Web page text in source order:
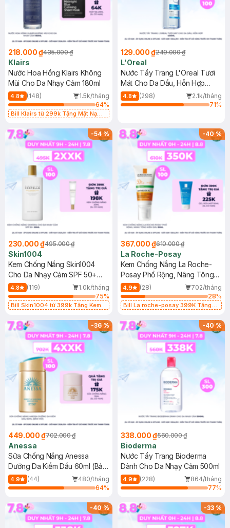
218.000 ₫435.000 ₫
Klairs
Nước Hoa Hồng Klairs Không
Mùi Cho Da Nhạy Cảm 180ml
4.8 (148)
1.5k/tháng
64%
Bill Klairs từ 299k Tặng Mặt Nạ
25ml (SL Có Hạn)
129.000 ₫249.000 ₫
L'Oreal
Nước Tẩy Trang L'Oreal Tươi
Mát Cho Da Dầu, Hỗn Hợp
400ml
4.8 (298)
2.1k/tháng
71%
-54%
230.000 ₫495.000 ₫
Skin1004
Kem Chống Nắng Skin1004
Cho Da Nhạy Cảm SPF 50+
50ml
4.8 (119)
1.0k/tháng
75%
Bill Skin1004 từ 399k Tặng Kem
SPF 50+ 20ml (SL Có Hạn)
-40%
367.000 ₫610.000 ₫
La Roche-Posay
Kem Chống Nắng La Roche-
Posay Phổ Rộng, Nâng Tông
Kiềm Dầu 50ml
4.9 (28)
702/tháng
28%
Bill La roche-posay 399K Tặng
(SL có hạn)
-36%
449.000 ₫702.000 ₫
Anessa
Sữa Chống Nắng Anessa
Dưỡng Da Kiềm Dầu 60ml (Bản
Mới)
4.9 (44)
480/tháng
64%
-40%
338.000 ₫560.000 ₫
Bioderma
Nước Tẩy Trang Bioderma
Dành Cho Da Nhạy Cảm 500ml
4.9 (228)
864/tháng
77%
-40% -33%